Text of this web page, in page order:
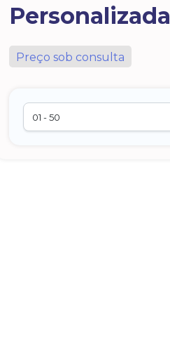
Personalizada
Preço sob consulta